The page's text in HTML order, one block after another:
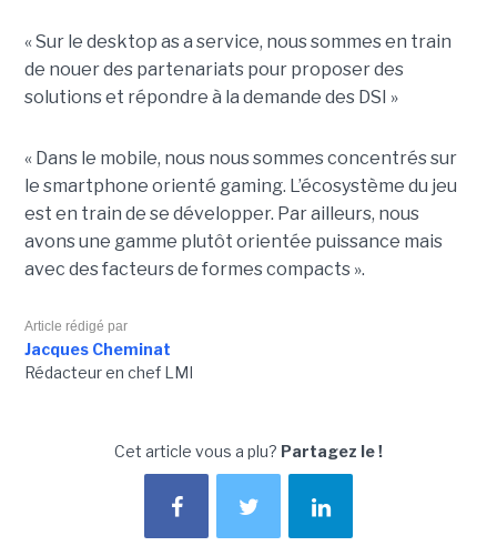
« Sur le desktop as a service, nous sommes en train
de nouer des partenariats pour proposer des
solutions et répondre à la demande des DSI »
« Dans le mobile, nous nous sommes concentrés sur
le smartphone orienté gaming. L’écosystème du jeu
est en train de se développer. Par ailleurs, nous
avons une gamme plutôt orientée puissance mais
avec des facteurs de formes compacts ».
Article rédigé par
Jacques Cheminat
Rédacteur en chef LMI
Cet article vous a plu? Partagez le !